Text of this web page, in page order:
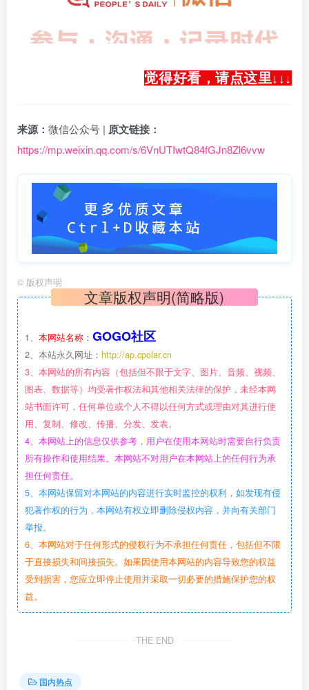
觉得好看，请点这里↓ ↓ ↓
来源： 微信公众号 | 原文链接：
https://mp.weixin.qq.com/s/6VnUTIwtQ84fGJn8Zl6vvw
© 版权声明
文章版权声明(简略版)
1、 本网站名称： GOGO社区
2、本站永久网址： http://ap.cpolar.cn
3、本网站的所有内容（包括但不限于文字、图片、音频、视频、
图表、数据等）均受著作权法和其他相关法律的保护，未经本网
站书面许可，任何单位或个人不得以任何方式或理由对其进行使
用、复制、修改、传播、分发、发表。
4、本网站上的信息仅供参考，用户在使用本网站时需要自行负责
所有操作和使用结果。本网站不对用户在本网站上的任何行为承
担任何责任。
5、本网站保留对本网站的内容进行实时监控的权利，如发现有侵
犯著作权的行为，本网站有权立即删除侵权内容，并向有关部门
举报。
6、本网站对于任何形式的侵权行为不承担任何责任，包括但不限
于直接损失和间接损失。如果因使用本网站的内容导致您的权益
受到损害，您应立即停止使用并采取一切必要的措施保护您的权
益。
THE END
国内热点